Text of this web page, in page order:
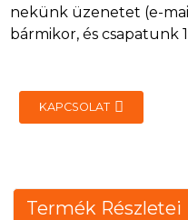
nekünk üzenetet (e-
bármikor, és csapatunk
KAPCSOLAT
Termék Részletei